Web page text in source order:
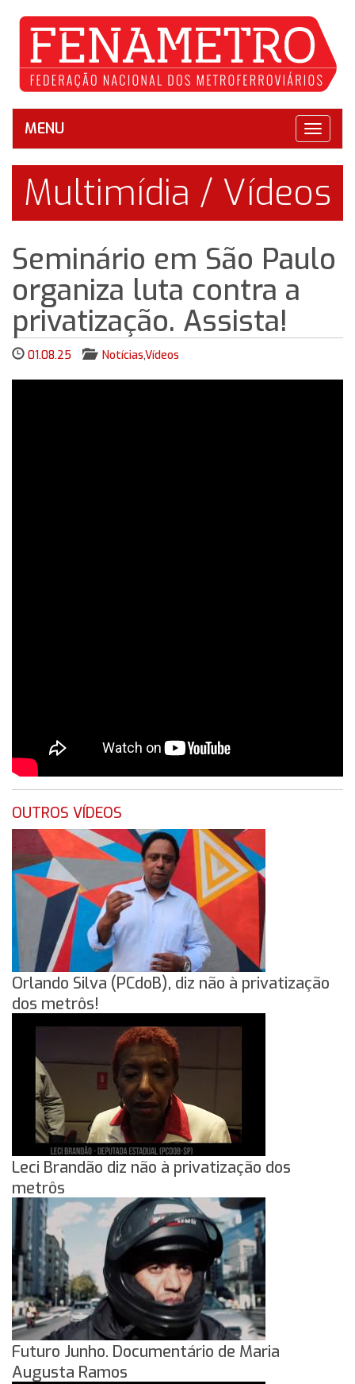
Toggle
MENU
Multimídia / Vídeos
Seminário em São Paulo
organiza luta contra a
privatização. Assista!
01.08.25 Notícias,Vídeos
OUTROS VÍDEOS
Orlando Silva (PCdoB), diz não à privatização
dos metrôs!
Leci Brandão diz não à privatização dos
metrôs
Futuro Junho. Documentário de Maria
Augusta Ramos